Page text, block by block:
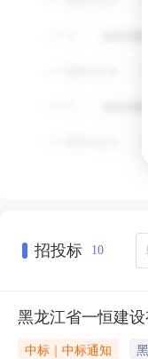
招投标 10
黑龙江省一恒建
中标｜中标通知